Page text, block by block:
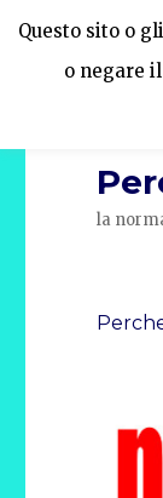
la
Questo sito o
o negare